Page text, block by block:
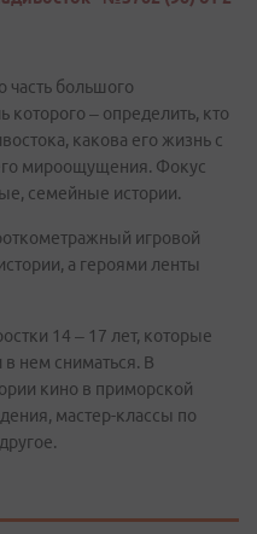
часть большого
которого – определить, кто
какова его жизнь с
мироощущения. Фокус
семейные истории.
игровой
а героями ленты
14 – 17 лет, которые
в нем сниматься. В
кино в приморской
мастер-классы по